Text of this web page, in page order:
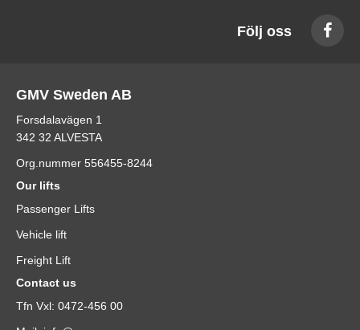
Följ oss
GMV Sweden AB
Forsdalavägen 1
342 32 ALVESTA
Org.nummer 556455-8244
Our lifts
Passenger Lifts
Vehicle lift
Freight Lift
Contact us
Tfn Vxl: 0472-456 00